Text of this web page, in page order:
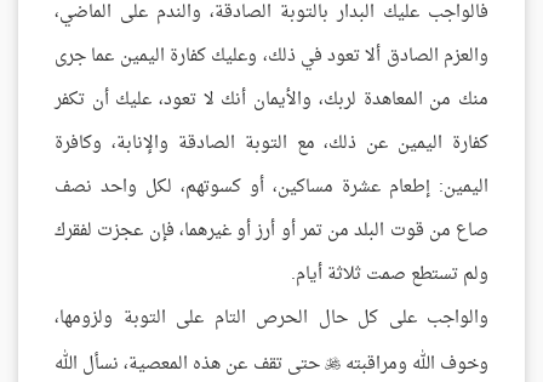
فالواجب عليك البدار بالتوبة الصادقة، والندم على الماضي،
والعزم الصادق ألا تعود في ذلك، وعليك كفارة اليمين عما جرى
منك من المعاهدة لربك، والأيمان أنك لا تعود، عليك أن تكفر
كفارة اليمين عن ذلك، مع التوبة الصادقة والإنابة، وكافرة
اليمين: إطعام عشرة مساكين، أو كسوتهم، لكل واحد نصف
صاع من قوت البلد من تمر أو أرز أو غيرهما، فإن عجزت لفقرك
ولم تستطع صمت ثلاثة أيام.
والواجب على كل حال الحرص التام على التوبة ولزومها،
وخوف الله ومراقبته حتى تقف عن هذه المعصية، نسأل الله